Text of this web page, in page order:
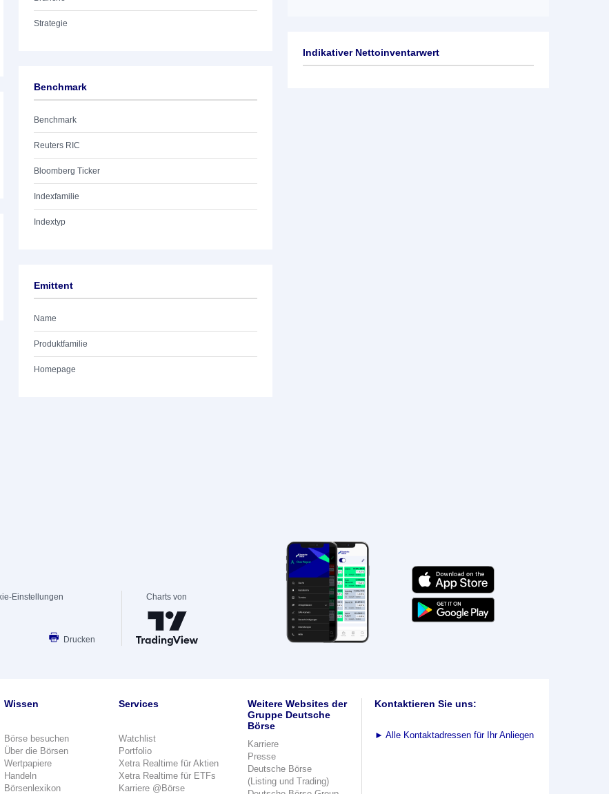
Strategie
Benchmark
Benchmark
Reuters RIC
Bloomberg Ticker
Indexfamilie
Indextyp
Emittent
Name
Produktfamilie
Homepage
Indikativer Nettoinventarwert
Einstellungen
Drucken
Charts von
Wissen
Börse besuchen
Über die Börsen
Wertpapiere
Handeln
Börsenlexikon
Services
Watchlist
Portfolio
Xetra Realtime für Aktien
Xetra Realtime für ETFs
Karriere @Börse
Weitere Websites der
Gruppe Deutsche
Börse
Karriere
Presse
Deutsche Börse
(Listing und Trading)
Kontaktieren Sie uns:
► Alle Kontaktadressen für Ihr Anliegen